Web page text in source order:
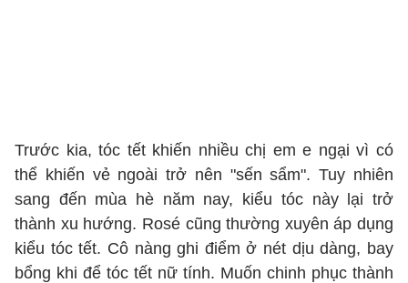
Trước kia, tóc tết khiến nhiều chị em e ngại vì có
thể khiến vẻ ngoài trở nên "sến sẩm". Tuy nhiên
sang đến mùa hè năm nay, kiểu tóc này lại trở
thành xu hướng. Rosé cũng thường xuyên áp dụng
kiểu tóc tết. Cô nàng ghi điểm ở nét dịu dàng, bay
bổng khi để tóc tết nữ tính. Muốn chinh phục thành